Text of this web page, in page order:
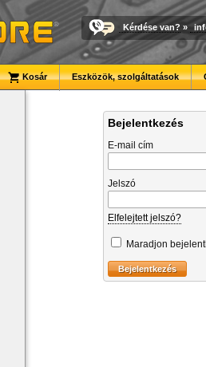
Kérdése van? »
Kosár Eszközök, szolgáltatások
Bejelentkezés
E-mail cím
Jelszó
Elfelejtett jelszó?
Maradjon